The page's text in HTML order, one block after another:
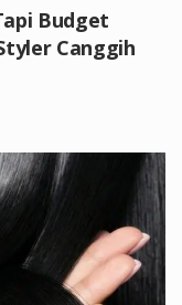
Budget
Canggih